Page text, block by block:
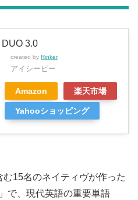
DUO 3.0
created by Rinker
アイシーピー
Amazon 楽天市場
Yahooショッピング
15名のネイティヴが作った
で、現代英語の重要単語